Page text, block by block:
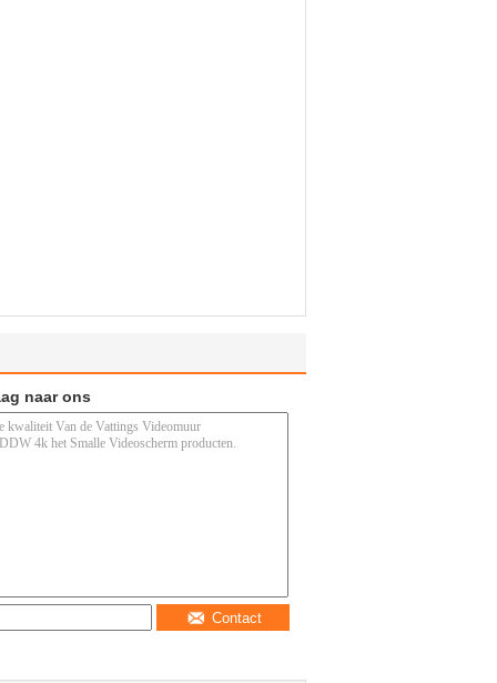
naar ons
Contact